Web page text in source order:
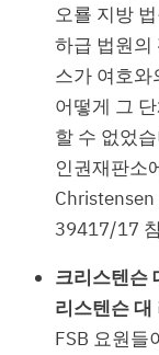
오룔 지방
하급 법원의
스가 여호와
어떻게 그
할 수 없었
인권재판소
39417/17
크리스텐슨
리스텐슨 대
FSB 요원들